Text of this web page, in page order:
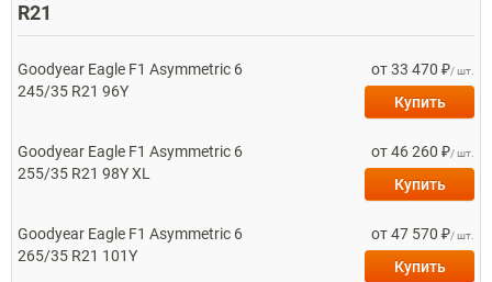
R21
Goodyear Eagle F1 Asymmetric 6
245/35 R21 96Y
от 33 470 ₽/ шт.
Купить
Goodyear Eagle F1 Asymmetric 6
255/35 R21 98Y XL
от 46 260 ₽/ шт.
Купить
Goodyear Eagle F1 Asymmetric 6
265/35 R21 101Y
от 47 570 ₽/ шт.
Купить